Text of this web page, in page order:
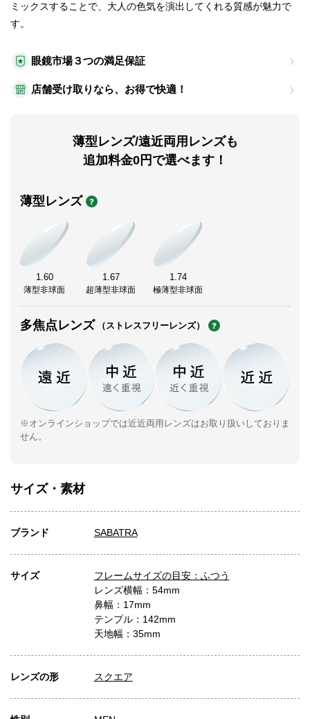
眼鏡市場３つの満足保証
店舗受け取りなら、お得で快適！
薄型レンズ/遠近両用レンズも
追加料金0円で選べます！
薄型レンズ
1.60
薄型非球面
1.67
超薄型非球面
1.74
極薄型非球面
多焦点レンズ （ストレスフリーレンズ）
※オンラインショップでは近近両用レンズはお取り扱いしておりま
せん。
ミックスすることで、大人の色気を演出してくれる質感が魅力で
す。
サイズ・素材
ブランド SABATRA
サイズ
フレームサイズの目安：ふつう
レンズ横幅：54mm
鼻幅：17mm
テンプル：142mm
天地幅：35mm
レンズの形 スクエア